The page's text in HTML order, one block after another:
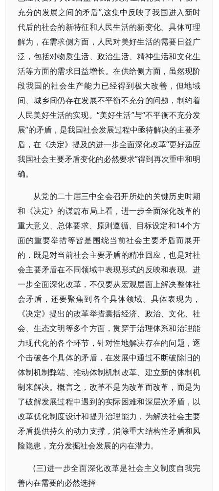
充分的发展之间的矛盾”,这集中反映了我国进入新时
代后的社会的新特征和人民生活的新变化。具体可理
解为，在需求侧方面，人民对美好生活的需要日益广
泛，包括对物质生活、政治生活、精神生活和文化生
活等方面的需求日益增长。在供给侧方面，虽然现阶
段我国的社会生产能力已经得到极大改善，但地域
间、城乡间仍存在发展不平衡不充分的问题，制约着
人民美好生活的实现。“美好生活”与“不平衡不充分发
展”的矛盾，是我国社会发展过程中亟待解决的主要矛
盾，在《决定》提及的进一步全面深化改革“更好适应
我国社会主要矛盾变化的必然要求”得到再次重申和明
确。
从党的二十届三中全会召开所处的关键历史时期
和《决定》的谋篇布局上看，进一步全面深化改革的
重大意义、总体要求、原则遵循、目标设定和14个方
面的重要举措等皆是围绕当前社会主要矛盾而展开
的，既是对当前社会主要矛盾的精准回应，也是对社
会主要矛盾在不同领域中表现形式的反映和表现。进
一步全面深化改革，不仅要从宏观层面上解决整体社
会矛盾，还要聚焦到各个具体领域。具体表现为，
《决定》提出的改革举措囊括经济、政治、文化、社
会、生态文明等多个方面，贯穿于治理体系和治理能
力现代化的各个环节，针对性地解决存在的问题，逐
个击破各个具体的矛盾，在发展中通过不断破除旧的
体制机制弊端、推动体制机制改革、建立新的体制机
制来解决。概言之，改革不是为改革而改革，而是为
了破解发展过程中遇到的实际困难和深层次矛盾，以
改革优化制度设计和提升治理能力，为解决社会主要
矛盾提供持久的动力支撑，消除重大结构性矛盾和风
险隐患，充分发掘社会发展的内在潜力。
(三)进一步全面深化改革是社会主义制度自我完
善内在需要的必然选择